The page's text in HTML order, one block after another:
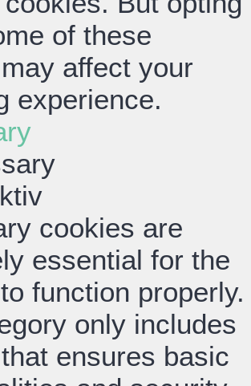
of these
affect your
experience.
cookies are
essential for the
function properly.
only includes
ensures basic